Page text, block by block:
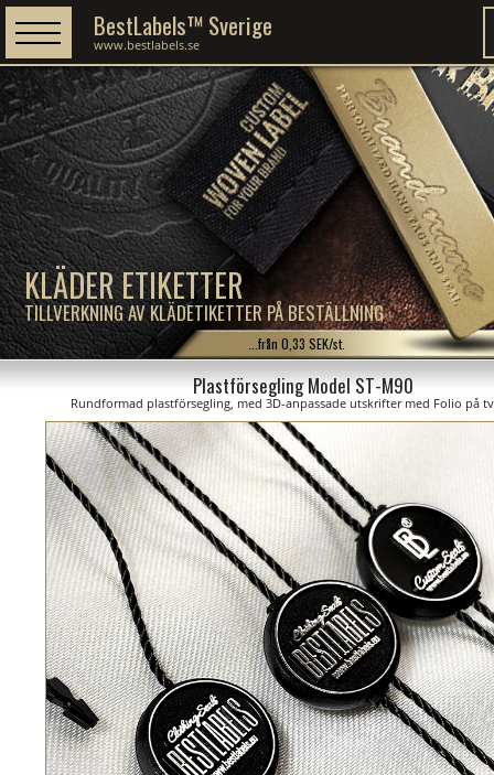
KLÄDER ETIKETTER
TILLVERKNING AV KLÄDETIKETTER PÅ BESTÄLLNING
BestLabels™ Sverige
www.bestlabels.se
...från 0,33 SEK/st.
Plastförsegling Model ST-M90
Rundformad plastförsegling, med 3D-anpassade utskrifter med Folio på